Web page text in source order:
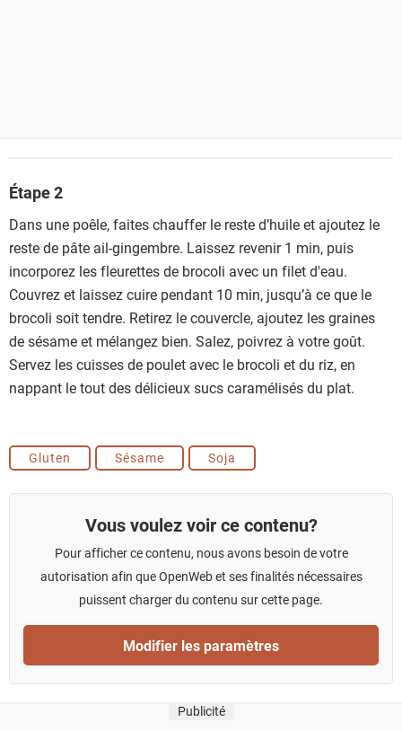
Étape 2
Dans une poêle, faites chauffer le reste d’huile et ajoutez le
reste de pâte ail-gingembre. Laissez revenir 1 min, puis
incorporez les fleurettes de brocoli avec un filet d'eau.
Couvrez et laissez cuire pendant 10 min, jusqu’à ce que le
brocoli soit tendre. Retirez le couvercle, ajoutez les graines
de sésame et mélangez bien. Salez, poivrez à votre goût.
Servez les cuisses de poulet avec le brocoli et du riz, en
nappant le tout des délicieux sucs caramélisés du plat.
Gluten Sésame Soja
Vous voulez voir ce contenu?
Pour afficher ce contenu, nous avons besoin de votre
autorisation afin que OpenWeb et ses finalités nécessaires
puissent charger du contenu sur cette page.
Modifier les paramètres
Publicité